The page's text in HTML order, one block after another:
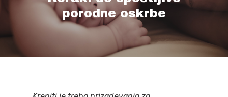
porodne oskrbe